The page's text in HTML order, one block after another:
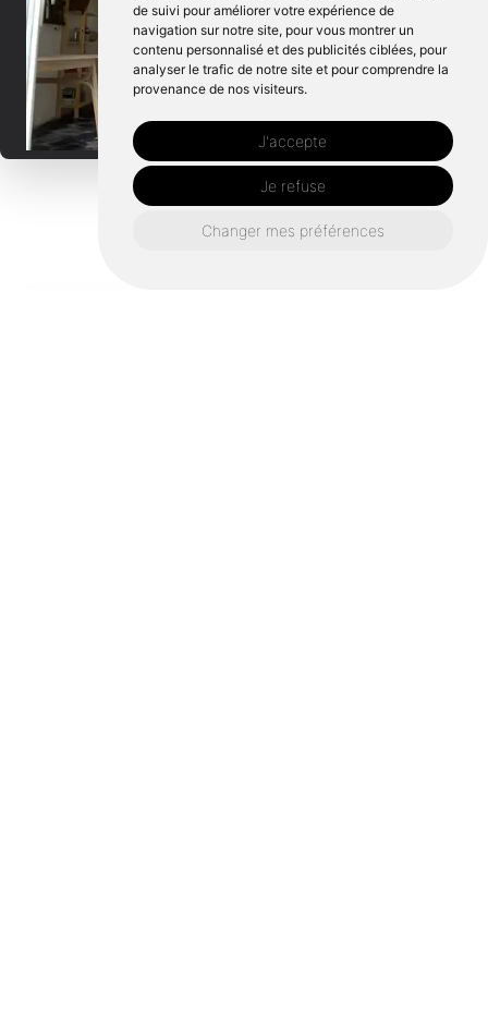
de suivi pour améliorer votre expérience de
navigation sur notre site, pour vous montrer un
contenu personnalisé et des publicités ciblées, pour
analyser le trafic de notre site et pour comprendre la
provenance de nos visiteurs.
J'accepte
Je refuse
Changer mes préférences